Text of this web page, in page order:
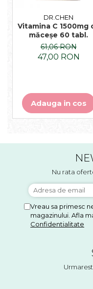
DR.CHEN
Vitamina C 1500mg
măceșe 60 tabl.
61,06 RON
47,00 RON
Adauga in cos
Nu rata
Vreau sa primesc
magazinului. Afla
Confidentialitate